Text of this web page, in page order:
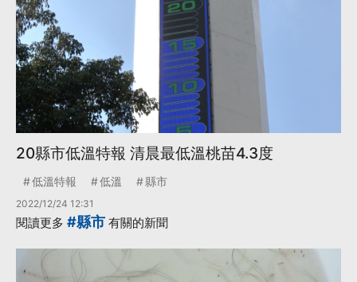
20縣市低溫特報 清晨最低溫桃苗4.3度
低溫特報 低溫 縣市
2022/12/24 12:31
閱讀更多 #縣市 有關的新聞